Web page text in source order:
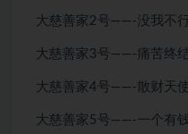
大慈善家2号——-没我不
大慈善家3号——-痛苦终
大慈善家4号——-散财天
大慈善家5号——-一个有